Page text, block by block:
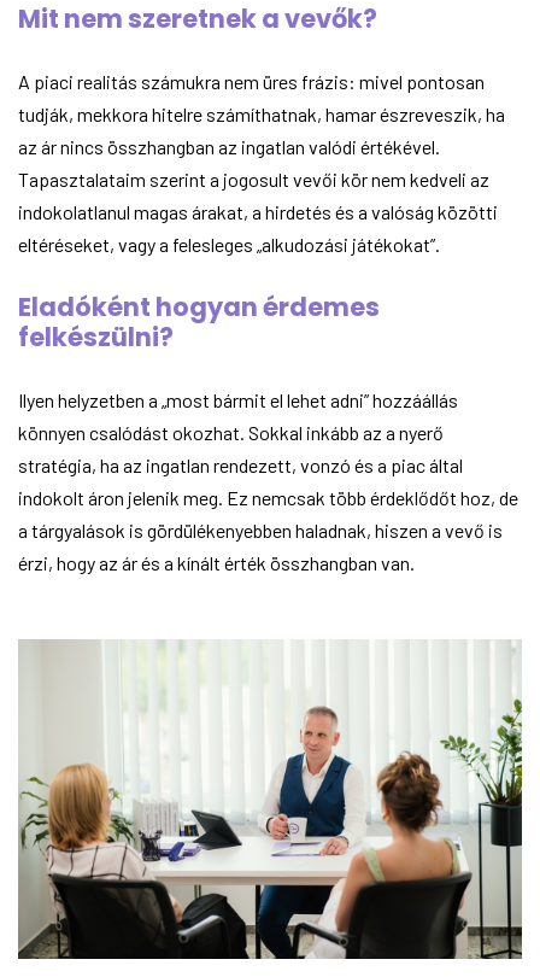
Mit nem szeretnek a vevők?
A piaci realitás számukra nem üres frázis: mivel pontosan
tudják, mekkora hitelre számíthatnak, hamar észreveszik, ha
az ár nincs összhangban az ingatlan valódi értékével.
Tapasztalataim szerint a jogosult vevői kör nem kedveli az
indokolatlanul magas árakat, a hirdetés és a valóság közötti
eltéréseket, vagy a felesleges „alkudozási játékokat”.
Eladóként hogyan érdemes
felkészülni?
Ilyen helyzetben a „most bármit el lehet adni” hozzáállás
könnyen csalódást okozhat. Sokkal inkább az a nyerő
stratégia, ha az ingatlan rendezett, vonzó és a piac által
indokolt áron jelenik meg. Ez nemcsak több érdeklődőt hoz, de
a tárgyalások is gördülékenyebben haladnak, hiszen a vevő is
érzi, hogy az ár és a kínált érték összhangban van.